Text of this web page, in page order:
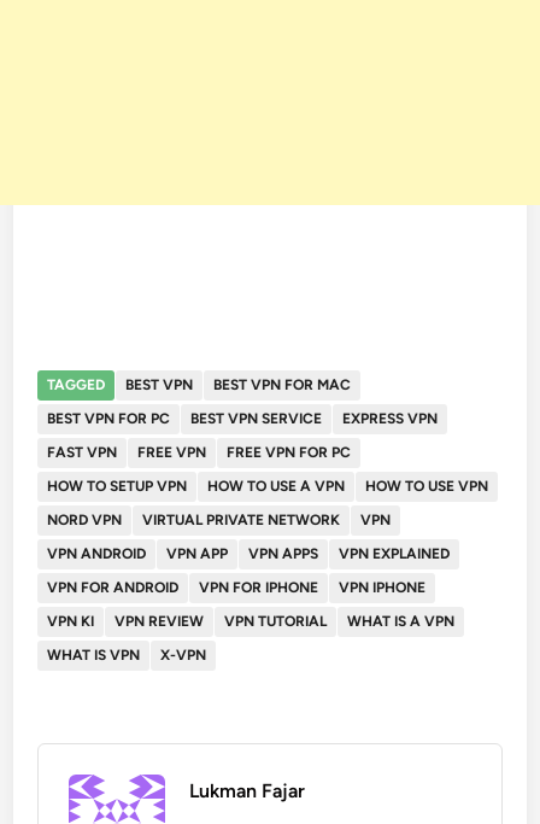
TAGGED BEST VPN
BEST VPN FOR MAC
BEST VPN FOR PC
BEST VPN SERVICE
EXPRESS VPN
FAST VPN
FREE VPN
FREE VPN FOR PC
HOW TO SETUP VPN
HOW TO USE A VPN
HOW TO USE VPN
NORD VPN
VIRTUAL PRIVATE NETWORK
VPN
VPN ANDROID
VPN APP VPN APPS
VPN EXPLAINED
VPN FOR ANDROID
VPN FOR IPHONE
VPN IPHONE
VPN KI
VPN REVIEW VPN TUTORIAL
WHAT IS A VPN
WHAT IS VPN
X-VPN
Lukman Fajar